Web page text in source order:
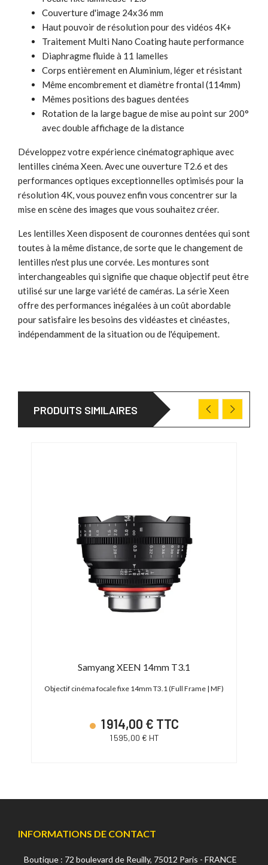
Couverture d'image 24x36 mm
Haut pouvoir de résolution pour des vidéos 4K+
Traitement Multi Nano Coating haute performance
Diaphragme fluide à 11 lamelles
Corps entièrement en Aluminium, léger et résistant
Même encombrement et diamètre frontal (114mm)
Mêmes positions des bagues dentées
Rotation de la large bague de mise au point sur 200°
avec double affichage de la distance
Développez votre expérience cinématographique avec
lentilles cinéma Xeen. Avec une ouverture T2.6 et des
performances optiques exceptionnelles optimisés pour la
résolution 4K, vous pouvez enfin vous concentrer sur la
mise en scène des images que vous souhaitez créer.
Les lentilles Xeen disposent de couronnes dentées qui sont
toutes à la même distance, de sorte que le changement de
lentilles n'est plus une corvée. Les montures sont
interchangeables qui signifie que chaque objectif peut être
utilisé sur une large variété de caméras. La série Xeen
offre des performances inégalées à un coût abordable
pour satisfaire les besoins des vidéastes et cinéastes,
indépendamment de la situation ou de l'équipement.
PRODUITS SIMILAIRES
Samyang XEEN 14mm T3.1
Objectif cinéma focale fixe 14mm T3.1 (Full Frame | MF)
1 914,00 € TTC
1 595,00 € HT
INFORMATIONS DE CONTACT
Boutique : 72 boulevard de Reuilly, 75012 Paris - FRANCE